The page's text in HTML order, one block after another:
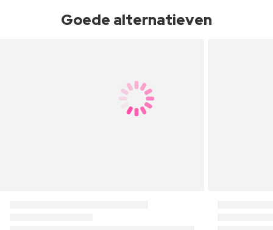
Goede alternatieven